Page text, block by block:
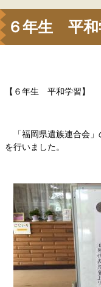
６年生 平和
【６年生 平和学習】
「福岡県遺族連合会」
を行いました。